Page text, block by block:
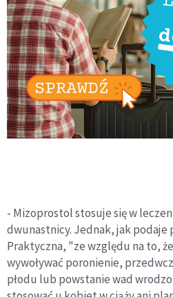
- Mizoprostol stosuje się w
dwunastnicy. Jednak, jak podaje
Praktyczna, "ze względu na to,
wywoływać poronienie,
płodu lub powstanie wad